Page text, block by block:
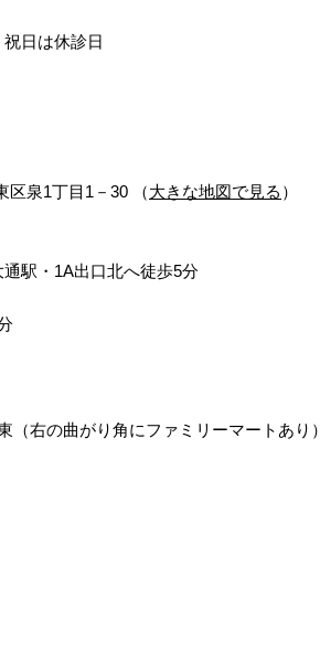
日は休診日
区泉1丁目1－30 （大きな地図で見る ）
駅・1A出口北へ徒歩5分
（右の曲がり角にファミリーマートあり）